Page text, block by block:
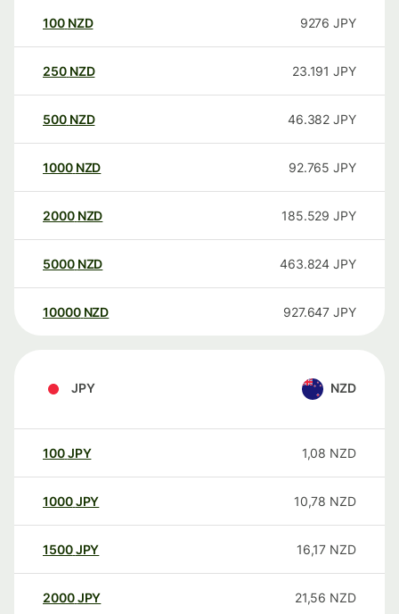
100 NZD 9276 JPY
250 NZD 23.191 JPY
500 NZD 46.382 JPY
1000 NZD 92.765 JPY
2000 NZD 185.529 JPY
5000 NZD 463.824 JPY
10000 NZD 927.647 JPY
JPY NZD
100JPY 1,08 NZD
1000JPY 10,78 NZD
1500JPY 16,17 NZD
2000JPY 21,56 NZD